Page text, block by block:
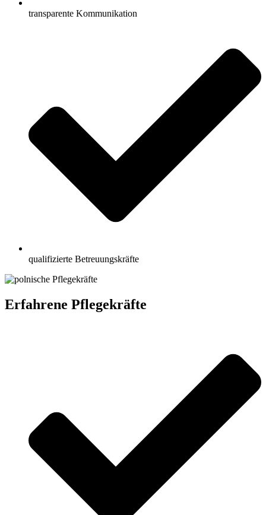
transparente Kommunikation
qualifizierte Betreuungskräfte
Erfahrene Pflegekräfte